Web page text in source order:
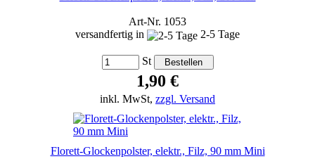
Art-Nr. 1053
versandfertig in
2-5 Tage
St
1,90 €
inkl. MwSt, zzgl. Versand
Florett-Glockenpolster, elektr., Filz, 90 mm Mini